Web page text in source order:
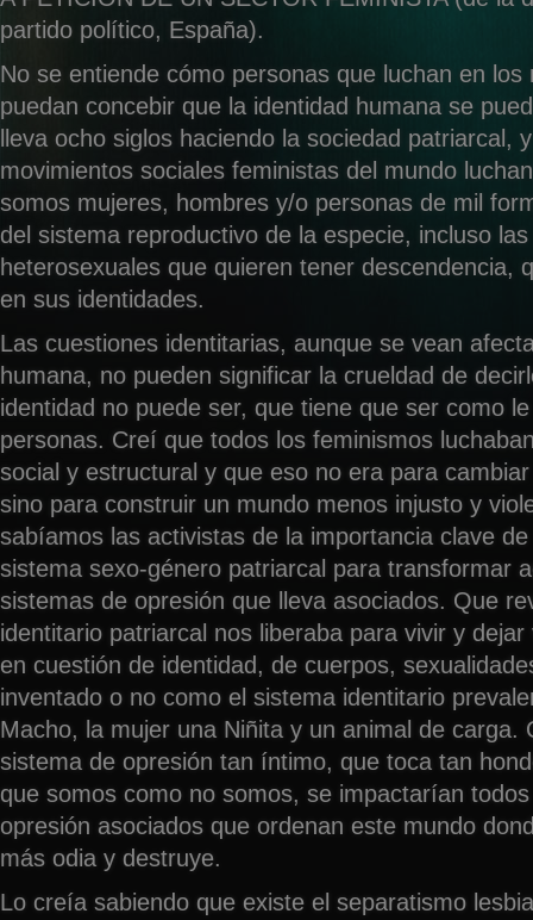
partido político, España).
No se entiende cómo personas que luchan en los
puedan concebir que la identidad humana se
lleva ocho siglos haciendo la sociedad patriarcal,
movimientos sociales feministas del mundo
somos mujeres, hombres y/o personas de mil
del sistema reproductivo de la especie, incluso
heterosexuales que quieren tener descendencia,
en sus identidades.
Las cuestiones identitarias, aunque se vean
humana, no pueden significar la crueldad de
identidad no puede ser, que tiene que ser como
personas. Creí que todos los feminismos
social y estructural y que eso no era para
sino para construir un mundo menos injusto y
sabíamos las activistas de la importancia clave
sistema sexo-género patriarcal para transformar
sistemas de opresión que lleva asociados. Que
identitario patriarcal nos liberaba para vivir y
en cuestión de identidad, de cuerpos,
inventado o no como el sistema identitario
Macho, la mujer una Niñita y un animal de carga.
sistema de opresión tan íntimo, que toca tan
que somos como no somos, se impactarían
opresión asociados que ordenan este mundo
más odia y destruye.
Lo creía sabiendo que existe el separatismo